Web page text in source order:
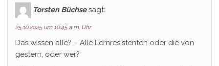
Torsten Büchse sagt:
25.10.2025 um 10:45 a.m. Uhr
Das wissen alle? – Alle Lernresistenten oder die von
gestern, oder wer?